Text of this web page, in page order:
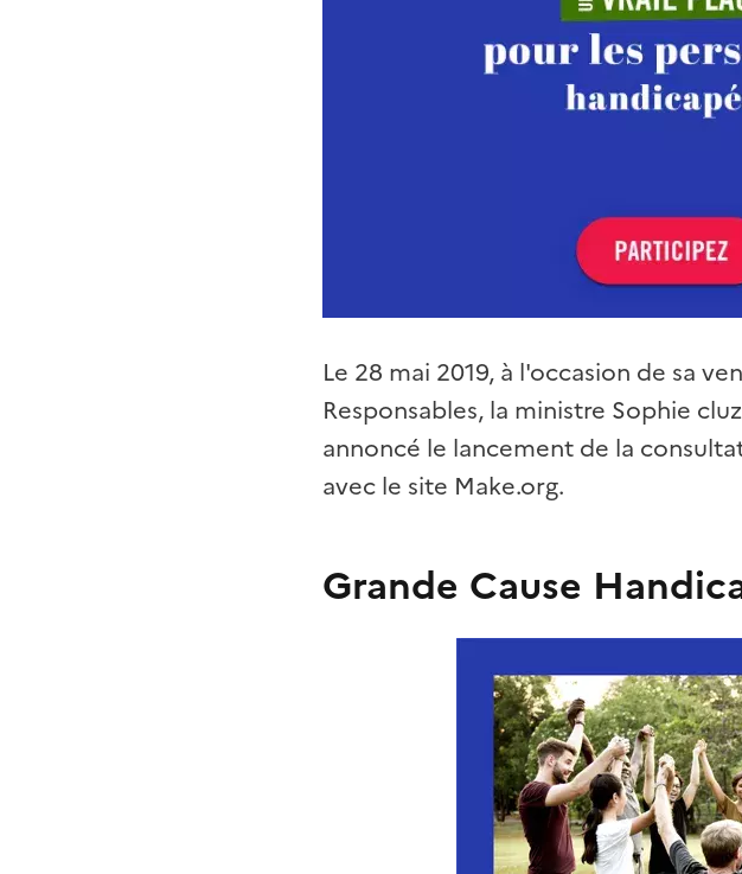
Le 28 mai 2019, à l'occasion de sa
Responsables, la ministre Sophie
annoncé le lancement de la
avec le site Make.org.
Grande Cause